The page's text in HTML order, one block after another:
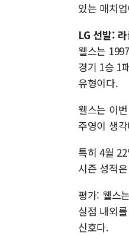
있는 매치
LG 선발:
웰스는
경기 1승 1
유형이다.
웰스는 이
주영이 생
특히 4월
시즌 성적
평가: 웰스
실점 내외
신호다.